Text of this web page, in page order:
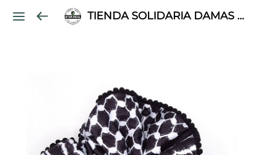
TIENDA SOLIDARIA DAMAS PALESTINAS